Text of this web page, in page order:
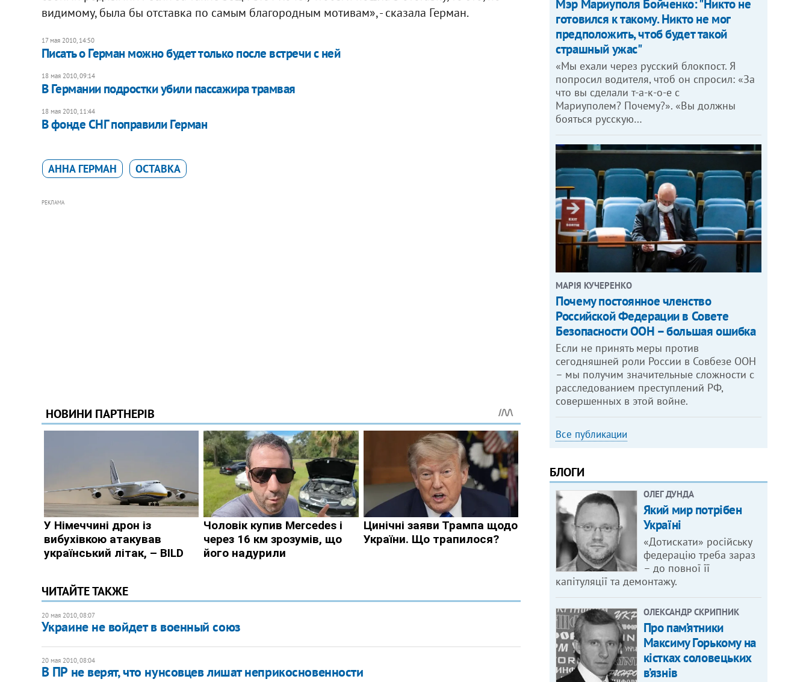
видимому, была бы отставка по самым благородным мотивам», - сказала Герман.
17 мая 2010, 14:50
Писать о Герман можно будет только после встречи с ней
18 мая 2010, 09:14
В Германии подростки убили пассажира трамвая
18 мая 2010, 11:44
В фонде СНГ поправили Герман
АННА ГЕРМАН ОСТАВКА
РЕКЛАМА
ЧИТАЙТЕ ТАКЖЕ
20 мая 2010, 08:07
Украине не войдет в военный союз
20 мая 2010, 08:04
В ПР не верят, что нунсовцев лишат неприкосновенности
Мэр Мариуполя Бойченко: "Никто не
готовился к такому. Никто не мог
предположить, чтоб будет такой
страшный ужас"
«Мы ехали через русский блокпост. Я
попросил водителя, чтоб он спросил: «За
что вы сделали т-а-к-о-е с
Мариуполем? Почему?». «Вы должны
бояться русскую…
МАРІЯ КУЧЕРЕНКО
​Почему постоянное членство
Российской Федерации в Совете
Безопасности ООН – большая ошибка
Если не принять меры против
сегодняшней роли России в Совбезе ООН
– мы получим значительные сложности с
расследованием преступлений РФ,
совершенных в этой войне.
Все публикации
БЛОГИ
ОЛЕГ ДУНДА
Який мир потрібен
Україні
«Дотискати» російську
федерацію треба зараз
– до повної її
капітуляції та демонтажу.
ОЛЕКСАНДР СКРИПНИК
Про пам’ятники
Максиму Горькому на
кістках соловецьких
в’язнів